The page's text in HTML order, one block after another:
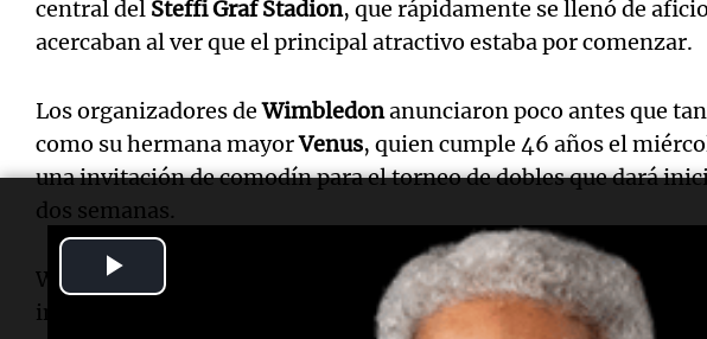
central del Steffi Graf Stadion, que rápidamente se llenó de
acercaban al ver que el principal atractivo estaba por comenzar.
Los organizadores deWimbledonanunciaron poco antes que
como su hermana mayorVenus, quien cumple 46 años el
una invitación de comodín para el torneo de dobles que dará
dos semanas.
Williams, quien ha conquistado 23 títulos de Grand Slam en
incluyendo siete en Wimbledon—, se alejó del deporte, indicando